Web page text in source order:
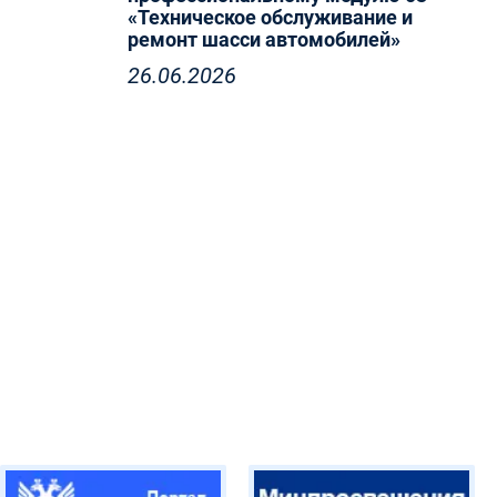
«Техническое обслуживание и
ремонт шасси автомобилей»
26.06.2026